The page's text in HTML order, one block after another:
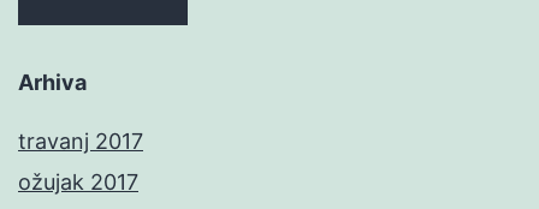
Arhiva
travanj 2017
ožujak 2017